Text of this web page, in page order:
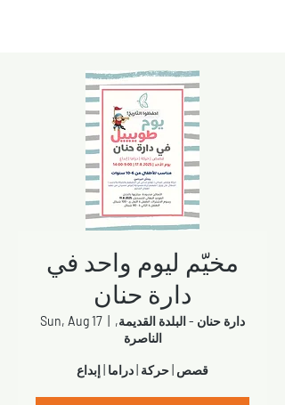
مخيّم ليوم واحد في
دارة حنان
Sun, Aug 17
دارة حنان - البلدة القديمة,
الناصرة
قصص | حركة | دراما | إبداع